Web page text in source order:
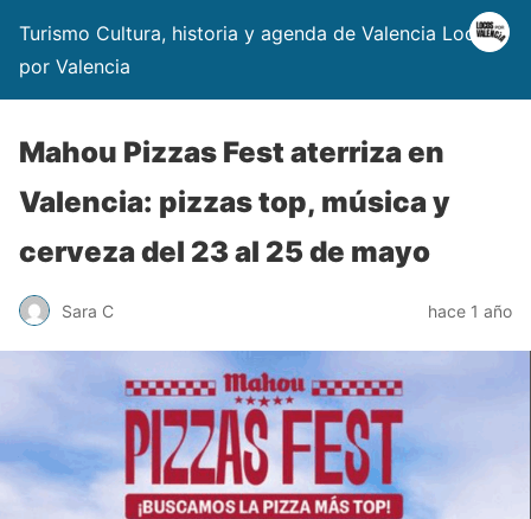
Turismo Cultura, historia y agenda de Valencia Locos
por Valencia
Mahou Pizzas Fest aterriza en
Valencia: pizzas top, música y
cerveza del 23 al 25 de mayo
Sara C hace 1 año